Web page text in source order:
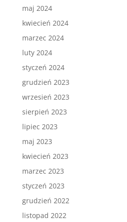
maj 2024
kwiecień 2024
marzec 2024
luty 2024
styczeń 2024
grudzień 2023
wrzesień 2023
sierpień 2023
lipiec 2023
maj 2023
kwiecień 2023
marzec 2023
styczeń 2023
grudzień 2022
listopad 2022